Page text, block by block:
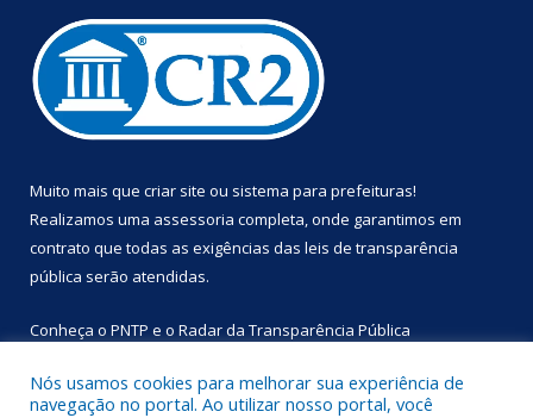
Muito mais que criar site ou sistema para prefeituras!
Realizamos uma assessoria completa, onde garantimos em
contrato que todas as exigências das leis de transparência
pública serão atendidas.
Conheça o PNTP e o Radar da Transparência Pública
Nós usamos cookies para melhorar sua experiência de
navegação no portal. Ao utilizar nosso portal, você